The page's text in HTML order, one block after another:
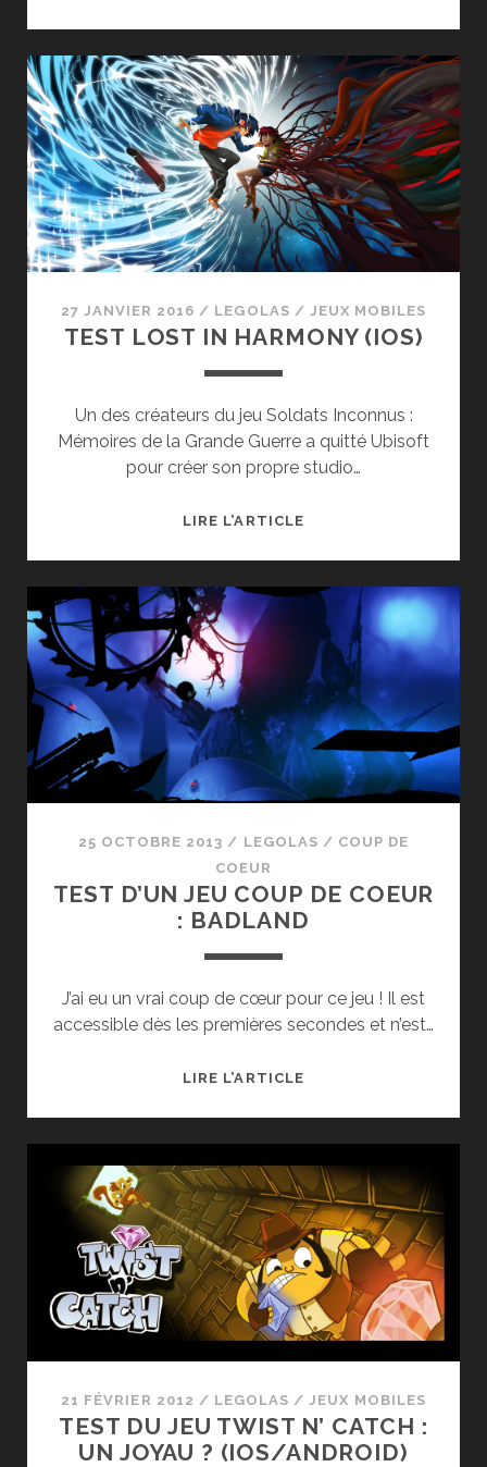
(IOS)
27 JANVIER 2016 / LEGOLAS / JEUX MOBILES
TEST LOST IN HARMONY (IOS)
Un des créateurs du jeu Soldats Inconnus :
Mémoires de la Grande Guerre a quitté Ubisoft
pour créer son propre studio…
LIRE L’ARTICLETEST
HARMONY
(IOS)
25 OCTOBRE 2013 / LEGOLAS / COUP DE
COEUR
TEST D’UN JEU COUP DE COEUR
: BADLAND
J’ai eu un vrai coup de cœur pour ce jeu ! Il est
accessible dès les premières secondes et n’est…
LIRE L’ARTICLETEST
DE
COEUR
:
BADLAND
21 FÉVRIER 2012 / LEGOLAS /JEUX MOBILES
TEST DU JEU TWIST N’ CATCH :
UN JOYAU ? (IOS/ANDROID)